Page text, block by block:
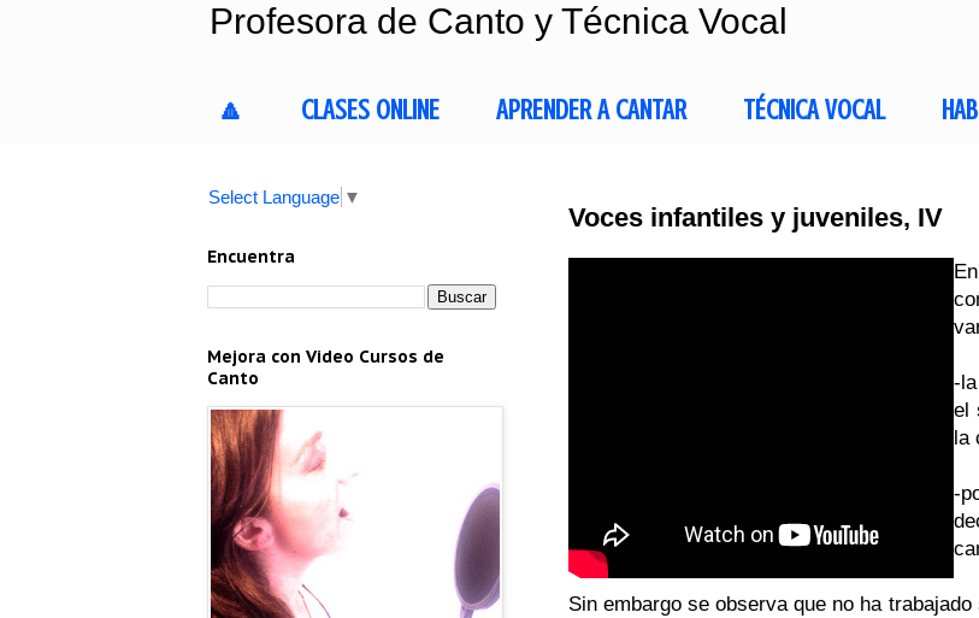
Profesora de Canto y Técnica Vocal
🔼 CLASES ONLINE APRENDER A CANTAR TÉCNICA VOCAL
Voces infantiles y juveniles, IV
-
el
la
-
Sin embargo se observa que no ha
Select Language ▼
Encuentra
Mejora con Video Cursos de
Canto